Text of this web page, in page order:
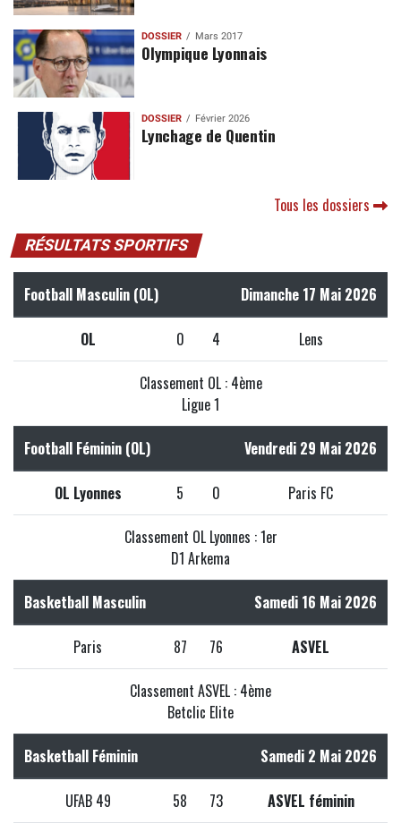
DOSSIER Mars 2017
Olympique Lyonnais
DOSSIER Février 2026
Lynchage de Quentin
Tous les dossiers
RÉSULTATS SPORTIFS
Football Masculin (OL) Dimanche 17 Mai 2026
OL 0 4 Lens
Classement OL : 4ème
Ligue 1
Football Féminin (OL) Vendredi 29 Mai 2026
OL Lyonnes 5 0 Paris FC
Classement OL Lyonnes : 1er
D1 Arkema
Basketball Masculin Samedi 16 Mai 2026
Paris 87 76 ASVEL
Classement ASVEL : 4ème
Betclic Elite
Basketball Féminin Samedi 2 Mai 2026
UFAB 49 58 73 ASVEL féminin